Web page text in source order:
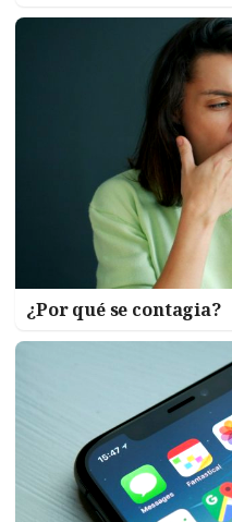
¿Por qué se contagia?